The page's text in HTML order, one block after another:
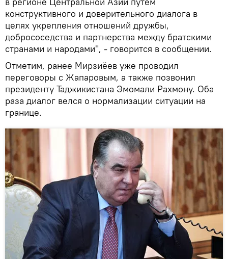
конструктивного и доверительного диалога в
целях укрепления отношений дружбы,
добрососедства и партнерства между братскими
странами и народами", - говорится в сообщении.
Отметим, ранее Мирзиёев уже проводил
переговоры с Жапаровым, а также позвонил
президенту Таджикистана Эмомали Рахмону. Оба
раза диалог велся о нормализации ситуации на
границе.